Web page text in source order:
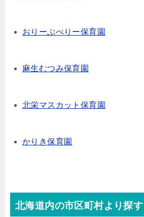
おりーぶべりー保育園
麻生むつみ保育園
北栄マスカット保育園
かりき保育園
北海道内の市区町村より探す